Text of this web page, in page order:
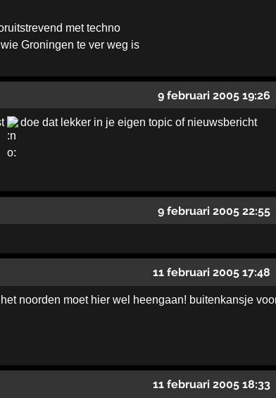
met techno
Groningen te ver weg is
9 februari 2005 19:26
doe dat lekker in je eigen topic of nieuwsbericht
9 februari 2005 22:55
11 februari 2005 17:48
noorden moet hier wel heengaan! buitenkansje
11 februari 2005 18:33